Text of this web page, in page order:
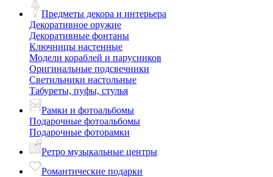
Предметы декора и интерьера
Декоративное оружие
Декоративные фонтаны
Ключницы настенные
Модели кораблей и парусников
Оригинальные подсвечники
Светильники настольные
Табуреты, пуфы, стулья
Рамки и фотоальбомы
Подарочные фотоальбомы
Подарочные фоторамки
Ретро музыкальные центры
Романтические подарки